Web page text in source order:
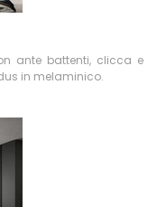
ante battenti, clicca e
in melaminico.